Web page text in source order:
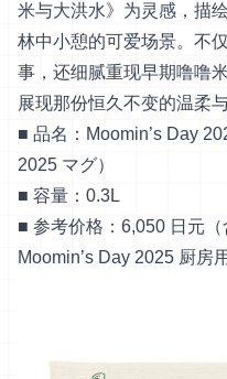
米与大洪水》为灵感，描
林中小憩的可爱场景。不
事，还细腻重现早期噜噜
展现那份恒久不变的温柔
■ 品名：Moomin’s Day
2025 マグ）
■ 容量：0.3L
■ 参考价格：6,050 日元（
Moomin’s Day 2025 厨房